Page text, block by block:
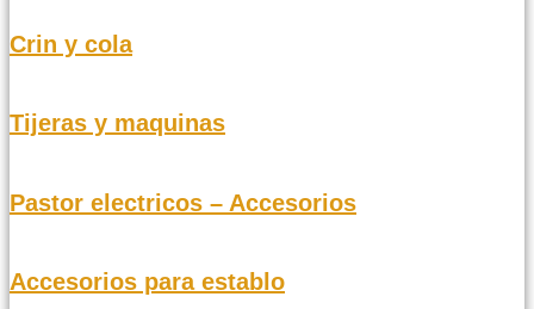
Crin y cola
Tijeras y maquinas
Pastor electricos – Accesorios
Accesorios para establo